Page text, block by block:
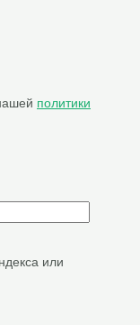
политики
или